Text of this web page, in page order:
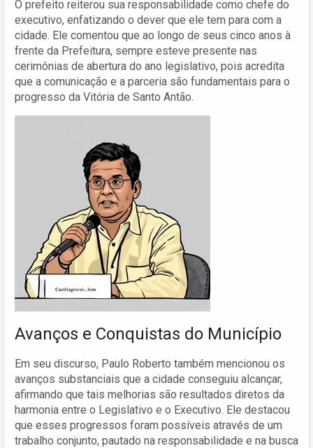
O prefeito reiterou sua responsabilidade como chefe do
executivo, enfatizando o dever que ele tem para com a
cidade. Ele comentou que ao longo de seus cinco anos à
frente da Prefeitura, sempre esteve presente nas
cerimônias de abertura do ano legislativo, pois acredita
que a comunicação e a parceria são fundamentais para o
progresso da Vitória de Santo Antão.
Avanços e Conquistas do Município
Em seu discurso, Paulo Roberto também mencionou os
avanços substanciais que a cidade conseguiu alcançar,
afirmando que tais melhorias são resultados diretos da
harmonia entre o Legislativo e o Executivo. Ele destacou
que esses progressos foram possíveis através de um
trabalho conjunto, pautado na responsabilidade e na busca